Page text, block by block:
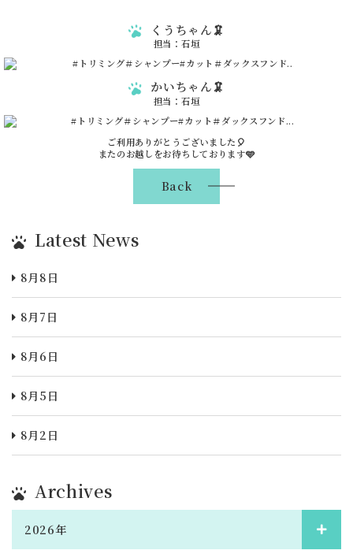
くうちゃん🦑
担当：石垣
かいちゃん🦑
担当：石垣
ご利用ありがとうございました🎈
またのお越しをお待ちしております🩵
Back
Latest News
8月8日
8月7日
8月6日
8月5日
8月2日
Archives
2026年